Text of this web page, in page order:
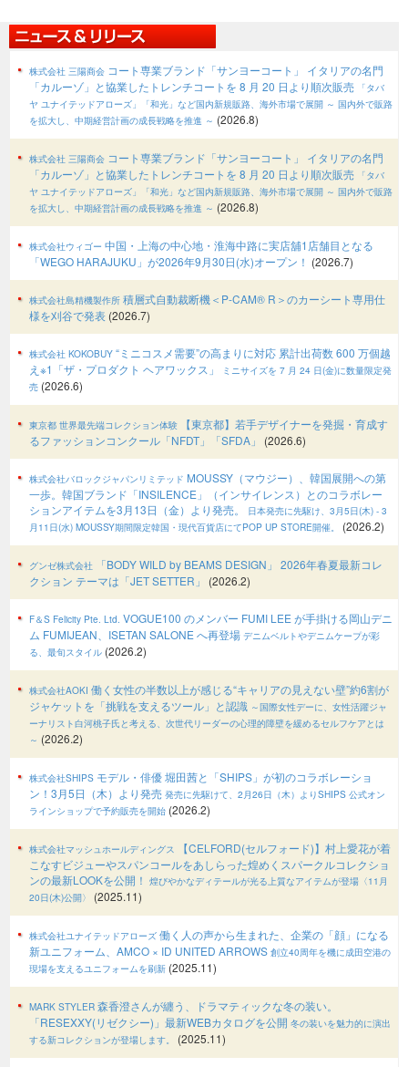
株式会社 三陽商会 コート専業ブランド「サンヨーコート」 イタリアの名門
「カルーゾ」と協業したトレンチコートを 8 月 20 日より順次販売 「タバ
ヤ ユナイテッドアローズ」「和光」など国内新規販路、海外市場で展開 ～ 国内外で販路
を拡大し、中期経営計画の成長戦略を推進 ～ (2026.8)
株式会社 三陽商会 コート専業ブランド「サンヨーコート」 イタリアの名門
「カルーゾ」と協業したトレンチコートを 8 月 20 日より順次販売 「タバ
ヤ ユナイテッドアローズ」「和光」など国内新規販路、海外市場で展開 ～ 国内外で販路
を拡大し、中期経営計画の成長戦略を推進 ～ (2026.8)
株式会社ウィゴー 中国・上海の中心地・淮海中路に実店舖1店舗目となる
「WEGO HARAJUKU」が2026年9月30日(水)オープン！ (2026.7)
株式会社島精機製作所 積層式自動裁断機＜P-CAM® R＞のカーシート専用仕
様を刈谷で発表 (2026.7)
株式会社 KOKOBUY “ミニコスメ需要”の高まりに対応 累計出荷数 600 万個越
え※1「ザ・プロダクト ヘアワックス」
ミニサイズを 7 月 24 日(金)に数量限定発
売 (2026.6)
東京都 世界最先端コレクション体験 【東京都】若手デザイナーを発掘・育成す
るファッションコンクール「NFDT」「SFDA」
(2026.6)
株式会社バロックジャパンリミテッド MOUSSY（マウジー）、韓国展開への第
一歩。韓国ブランド「INSILENCE」（インサイレンス）とのコラボレー
ションアイテムを3月13日（金）より発売。
日本発売に先駆け、3月5日(木) - 3
月11日(水) MOUSSY期間限定韓国・現代百貨店にてPOP UP STORE開催。
(2026.2)
グンゼ株式会社 「BODY WILD by BEAMS DESIGN」 2026年春夏最新コレ
クション テーマは「JET SETTER」
(2026.2)
F＆S Felicity Pte. Ltd. VOGUE100 のメンバー FUMI LEE が手掛ける岡山デニ
ム FUMIJEAN、ISETAN SALONE へ再登場 デニムベルトやデニムケープが彩
る、最旬スタイル (2026.2)
株式会社AOKI 働く女性の半数以上が感じる“キャリアの見えない壁”約6割が
ジャケットを「挑戦を支えるツール」と認識 ～国際女性デーに、女性活躍ジャ
ーナリスト白河桃子氏と考える、次世代リーダーの心理的障壁を緩めるセルフケアとは
～ (2026.2)
株式会社SHIPS モデル・俳優 堀田茜と「SHIPS」が初のコラボレーショ
ン！3月5日（木）より発売 発売に先駆けて、2月26日（木）よりSHIPS 公式オン
ラインショップで予約販売を開始 (2026.2)
株式会社マッシュホールディングス
【CELFORD(セルフォード)】村上愛花が着
こなすビジューやスパンコールをあしらった煌めくスパークルコレクショ
ンの最新LOOKを公開！ 煌びやかなディテールが光る上質なアイテムが登場〈11月
20日(木)公開〉
(2025.11)
株式会社ユナイテッドアローズ 働く人の声から生まれた、企業の「顔」になる
新ユニフォーム、AMCO × ID UNITED ARROWS 創立40周年を機に成田空港の
現場を支えるユニフォームを刷新 (2025.11)
MARK STYLER 森香澄さんが纏う、ドラマティックな冬の装い。
「RESEXXY(リゼクシー)」最新WEBカタログを公開 冬の装いを魅力的に演出
する新コレクションが登場します。
(2025.11)